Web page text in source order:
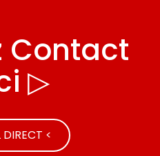
Contact
▷
DIRECT <